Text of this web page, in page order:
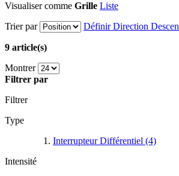
Visualiser comme Grille Liste
Trier par
Définir Direction
9 article(s)
Montrer
Filtrer par
Filtrer
Type
Interrupteur Différentiel (4)
Intensité